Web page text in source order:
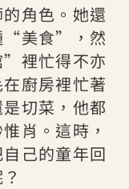
角色。她還
“美食”，然
裡忙得不亦
廚房裡忙著
切菜，他都
肖。這時，
己的童年回